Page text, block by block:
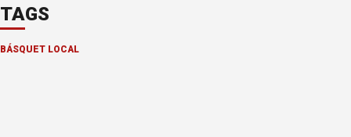
TAGS
BÁSQUET LOCAL